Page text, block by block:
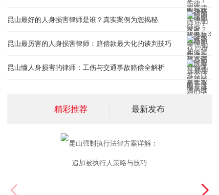
昆山最好的人身损害律师是谁？真实案例为您揭秘
昆山最厉害的人身损害律师：赔偿款最大化的谈判技巧
昆山懂人身损害的律师：工伤与交通事故赔偿全解析
精彩推荐 最新发布